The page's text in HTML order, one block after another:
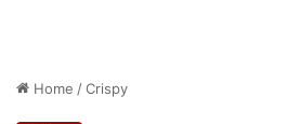
Home /Crispy